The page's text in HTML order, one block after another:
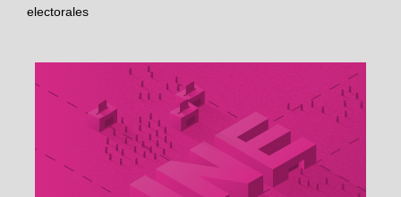
electorales